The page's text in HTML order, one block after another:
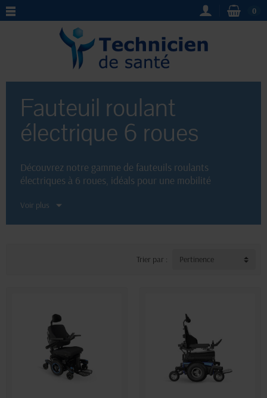
0
Fauteuil roulant
électrique 6 roues
Découvrez notre gamme de fauteuils roulants
électriques à 6 roues, idéals pour une mobilité
manœuvrabilité accrue
optimal tout en répondant aux besoins spécifiques des
Voir plus
Trier par : Pertinence